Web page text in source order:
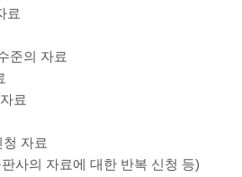
료
준의 자료
료
자료
사의 자료에 대한 반복 신청 등)